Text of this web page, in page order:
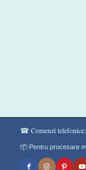
☎ Comenzi
📦 Pentru procesare